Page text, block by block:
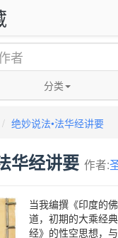
分类
绝妙说法•法华经讲要
华经讲要 作者:
当我编撰《印度的
道，初期的大乘经
经》的性空思想，